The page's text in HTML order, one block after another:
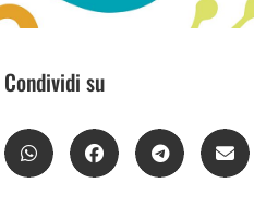
Condividi su